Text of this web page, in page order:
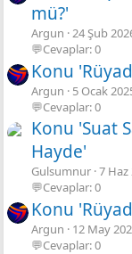
mü?'
Argun 24 Şub
💬Cevaplar: 0
Konu
Argun
5 Ocak
💬Cevaplar: 0
Konu 'Suat
Hayde'
Gulsumnur 7 Haz
💬Cevaplar: 0
Konu
Argun
12 May
💬Cevaplar: 0